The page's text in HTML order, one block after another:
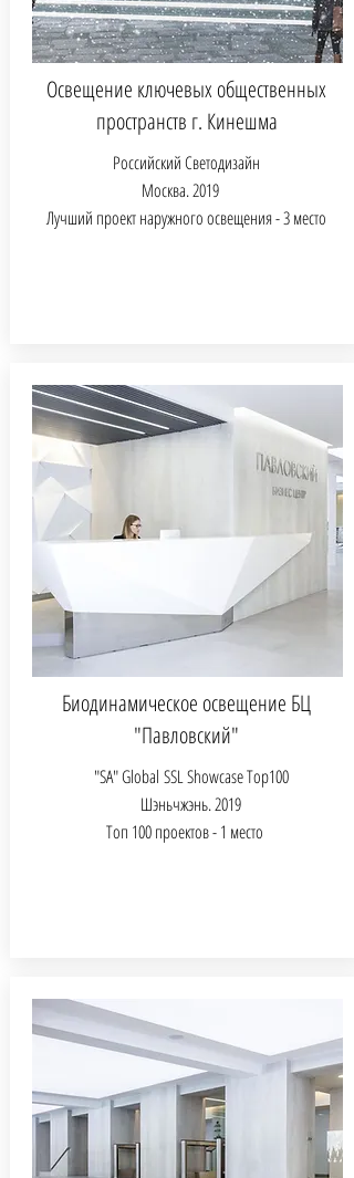
Освещение ключевых общественных
пространств г. Кинешма
Российский Светодизайн
Москва. 2019
Лучший проект наружного освещения - 3 место
Биодинамическое освещение БЦ
"Павловский"
"SA" Global SSL Showcase Top100
Шэньчжэнь. 2019
Топ 100 проектов - 1 место